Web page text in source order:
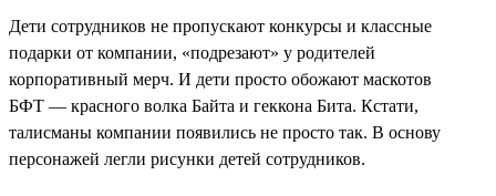
Дети сотрудников не пропускают конкурсы и классные
подарки от компании, «подрезают» у родителей
корпоративный мерч. И дети просто обожают маскотов
БФТ — красного волка Байта и геккона Бита. Кстати,
талисманы компании появились не просто так. В основу
персонажей легли рисунки детей сотрудников.